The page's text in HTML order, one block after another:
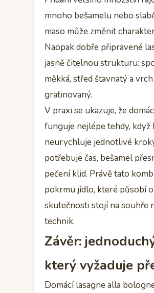
mnoho bešamelu nebo
maso může změnit
Naopak dobře připravené
jasně čitelnou strukturu:
měkká, střed šťavnatý a
gratinovaný.
V praxi se ukazuje, že
funguje nejlépe tehdy, když
neurychluje jednotlivé
potřebuje čas, bešamel
pečení klid. Právě tato
pokrmu jídlo, které působí
skutečnosti stojí na souhře
technik.
Závěr:
který vyžaduje
Domácí lasagne alla